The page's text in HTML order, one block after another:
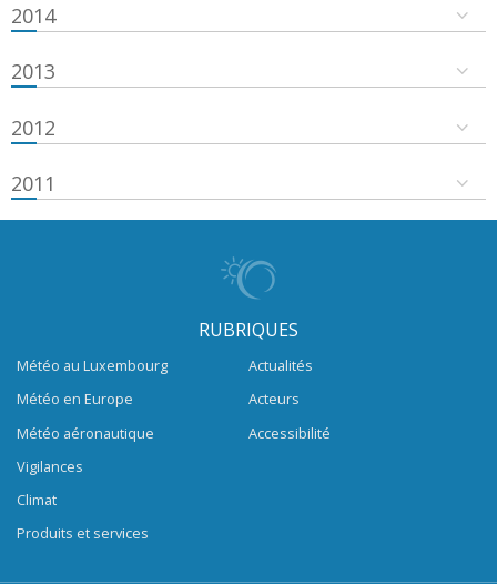
2014
2013
2012
2011
RUBRIQUES
Météo au Luxembourg
Météo en Europe
Météo aéronautique
Vigilances
Climat
Produits et services
Actualités
Acteurs
Accessibilité